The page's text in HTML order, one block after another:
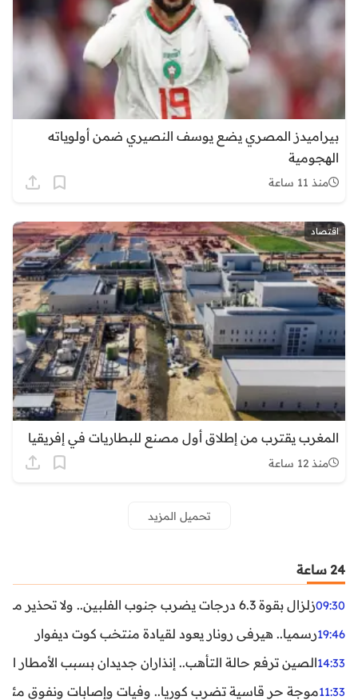
بيراميدز المصري يضع يوسف النصيري ضمن أولوياته
الهجومية
منذ 11 ساعة
اقتصاد
المغرب يقترب من إطلاق أول مصنع للبطاريات في إفريقيا
منذ 12 ساعة
تحميل المزيد
24 ساعة
09:30زلزال بقوة 6.3 درجات يضرب جنوب الفلبين.. ولا تحذير من تسونامي حتى الآن
19:46رسميا.. هيرفي رونار يعود لقيادة منتخب كوت ديفوار
14:33الصين ترفع حالة التأهب.. إنذاران جديدان بسبب الأمطار
11:33موجة حر قاسية تضرب كوريا.. وفيات وإصابات ونفوق مئات